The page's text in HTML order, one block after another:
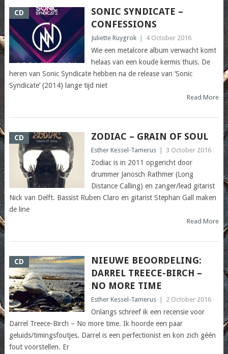
CD
SONIC SYNDICATE –
CONFESSIONS
Juliette Ruygrok 4 October 2016
Wie een metalcore album verwacht komt
helaas van een koude kermis thuis. De
heren van Sonic Syndicate hebben na de release van ‘Sonic
Syndicate’ (2014) lange tijd niet
Read More
CD ZODIAC – GRAIN OF SOUL
Esther Kessel-Tamerus 3 October 2016
Zodiac is in 2011 opgericht door
drummer Janosch Rathmer (Long
Distance Calling) en zanger/lead gitarist
Nick van Delft. Bassist Ruben Claro en gitarist Stephan Gall maken
de line
Read More
CD
NIEUWE BEOORDELING:
DARREL TREECE-BIRCH –
NO MORE TIME
Esther Kessel-Tamerus 2 October 2016
Onlangs schreef ik een recensie voor
Darrel Treece-Birch – No more time. Ik hoorde een paar
geluids/timingsfoutjes. Darrel is een perfectionist en kon zich géén
fout voorstellen. Er